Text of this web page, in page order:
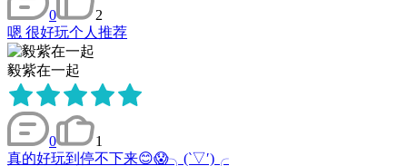
0
2
嗯 很好玩个人推荐
毅紫在一起
0
1
真的好玩到停不下来😊😱╮(‵▽′)╭